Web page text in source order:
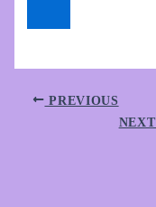
PREVIOUS
NEXT